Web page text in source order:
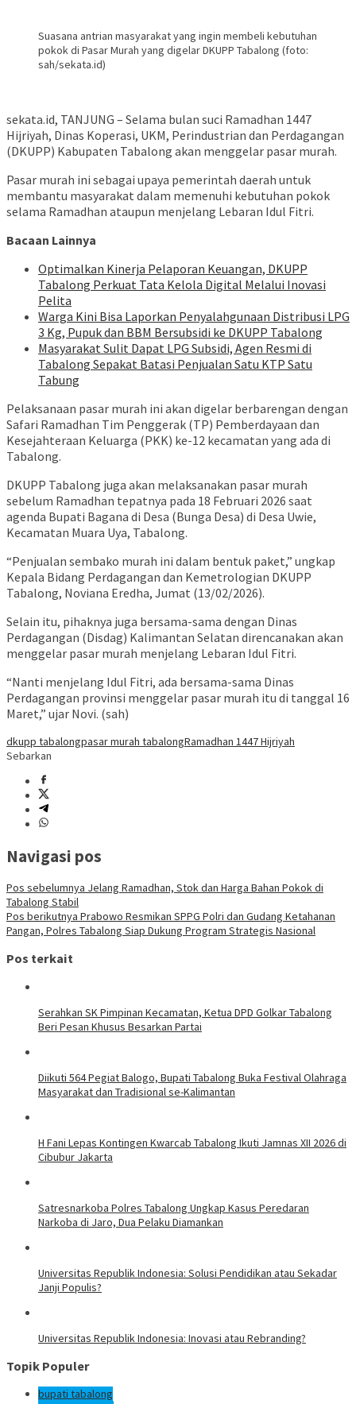
Suasana antrian masyarakat yang ingin membeli kebutuhan
pokok di Pasar Murah yang digelar DKUPP Tabalong (foto:
sah/sekata.id)
sekata.id, TANJUNG – Selama bulan suci Ramadhan 1447
Hijriyah, Dinas Koperasi, UKM, Perindustrian dan Perdagangan
(DKUPP) Kabupaten Tabalong akan menggelar pasar murah.
Pasar murah ini sebagai upaya pemerintah daerah untuk
membantu masyarakat dalam memenuhi kebutuhan pokok
selama Ramadhan ataupun menjelang Lebaran Idul Fitri.
Bacaan Lainnya
Optimalkan Kinerja Pelaporan Keuangan, DKUPP
Tabalong Perkuat Tata Kelola Digital Melalui Inovasi
Pelita
Warga Kini Bisa Laporkan Penyalahgunaan Distribusi LPG
3 Kg, Pupuk dan BBM Bersubsidi ke DKUPP Tabalong
Masyarakat Sulit Dapat LPG Subsidi, Agen Resmi di
Tabalong Sepakat Batasi Penjualan Satu KTP Satu
Tabung
Pelaksanaan pasar murah ini akan digelar berbarengan dengan
Safari Ramadhan Tim Penggerak (TP) Pemberdayaan dan
Kesejahteraan Keluarga (PKK) ke-12 kecamatan yang ada di
Tabalong.
DKUPP Tabalong juga akan melaksanakan pasar murah
sebelum Ramadhan tepatnya pada 18 Februari 2026 saat
agenda Bupati Bagana di Desa (Bunga Desa) di Desa Uwie,
Kecamatan Muara Uya, Tabalong.
“Penjualan sembako murah ini dalam bentuk paket,” ungkap
Kepala Bidang Perdagangan dan Kemetrologian DKUPP
Tabalong, Noviana Eredha, Jumat (13/02/2026).
Selain itu, pihaknya juga bersama-sama dengan Dinas
Perdagangan (Disdag) Kalimantan Selatan direncanakan akan
menggelar pasar murah menjelang Lebaran Idul Fitri.
“Nanti menjelang Idul Fitri, ada bersama-sama Dinas
Perdagangan provinsi menggelar pasar murah itu di tanggal 16
Maret,” ujar Novi. (sah)
dkupp tabalongpasar murah tabalongRamadhan 1447 Hijriyah
Sebarkan
Navigasi pos
Pos sebelumnya Jelang Ramadhan, Stok dan Harga Bahan Pokok di
Tabalong Stabil
Pos berikutnya Prabowo Resmikan SPPG Polri dan Gudang Ketahanan
Pangan, Polres Tabalong Siap Dukung Program Strategis Nasional
Pos terkait
Serahkan SK Pimpinan Kecamatan, Ketua DPD Golkar Tabalong
Beri Pesan Khusus Besarkan Partai
Diikuti 564 Pegiat Balogo, Bupati Tabalong Buka Festival Olahraga
Masyarakat dan Tradisional se-Kalimantan
H Fani Lepas Kontingen Kwarcab Tabalong Ikuti Jamnas XII 2026 di
Cibubur Jakarta
Satresnarkoba Polres Tabalong Ungkap Kasus Peredaran
Narkoba di Jaro, Dua Pelaku Diamankan
Universitas Republik Indonesia: Solusi Pendidikan atau Sekadar
Janji Populis?
Universitas Republik Indonesia: Inovasi atau Rebranding?
Topik Populer
bupati tabalong